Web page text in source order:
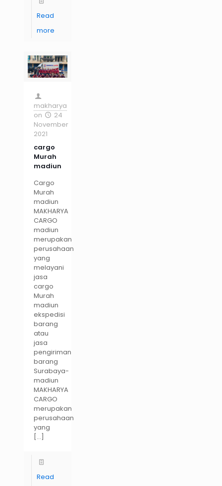
Read
more
makharya
on
24
November
2021
cargo
Murah
madiun
Cargo
Murah
madiun
MAKHARYA
CARGO
madiun
merupakan
perusahaan
yang
melayani
jasa
cargo
Murah
madiun
ekspedisi
barang
atau
jasa
pengiriman
barang
Surabaya-
madiun
MAKHARYA
CARGO
merupakan
perusahaan
yang
[…]
Read